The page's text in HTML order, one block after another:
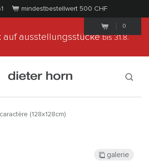
mindestbestellwert 500 CHF
0
auf ausstellungsstückebis 31.8.
caractère (128x128cm)
galerie